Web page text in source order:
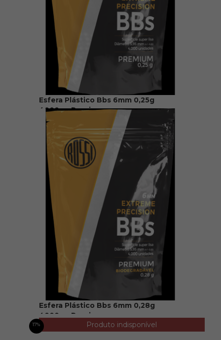
Esfera Plástico Bbs 6mm 0,25g
4000un Rossi
R$ 140,00
Esfera Plástico Bbs 6mm 0,28g
4000un Rossi
R$ 200,00
17% Produto indisponível